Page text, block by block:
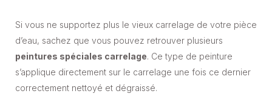
Si vous ne supportez plus le vieux carrelage de votre pièce
d’eau, sachez que vous pouvez retrouver plusieurs
peintures spéciales carrelage. Ce type de peinture
s’applique directement sur le carrelage une fois ce dernier
correctement nettoyé et dégraissé.